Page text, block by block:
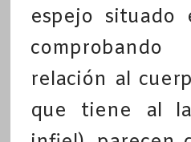
espejo
relación al
que tiene al